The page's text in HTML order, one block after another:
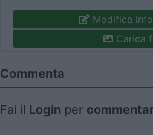
Modifica
Carica
Commenta
Fai il Login per